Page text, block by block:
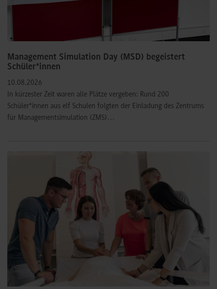
Management Simulation Day (MSD) begeistert
Schüler*innen
10.08.2026
In kürzester Zeit waren alle Plätze vergeben: Rund 200
Schüler*innen aus elf Schulen folgten der Einladung des Zentrums
für Managementsimulation (ZMS)…